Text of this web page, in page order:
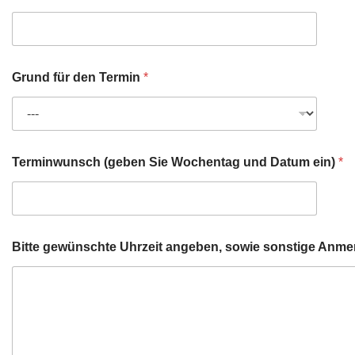
Grund für den Termin *
g
e
d
e
n
Terminwunsch (geben Sie Wochentag und Datum ein) *
Bitte gewünschte Uhrzeit angeben, sowie sonstige